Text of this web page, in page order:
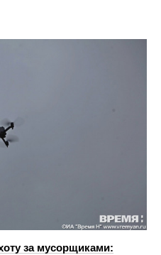
за мусорщиками: